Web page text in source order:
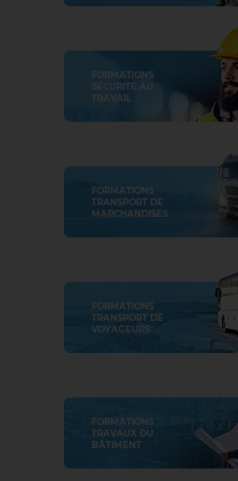
FORMATIONS
SÉCURITÉ AU
TRAVAIL
FORMATIONS
TRANSPORT DE
MARCHANDISES
FORMATIONS
TRANSPORT DE
VOYAGEURS
FORMATIONS
TRAVAUX DU
BÂTIMENT